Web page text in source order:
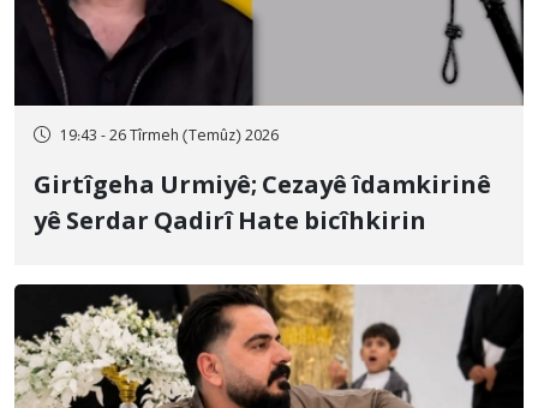
19:43 - 26 Tîrmeh (Temûz) 2026
Girtîgeha Urmiyê; Cezayê îdamkirinê
yê Serdar Qadirî Hate bicîhkirin